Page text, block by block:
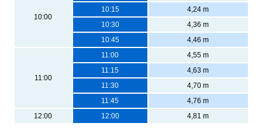
10:00
10:15
4,24 m
10:30
4,36 m
10:45
4,46 m
11:00
11:00
4,55 m
11:15
4,63 m
11:30
4,70 m
11:45
4,76 m
12:00
12:00 4,81 m